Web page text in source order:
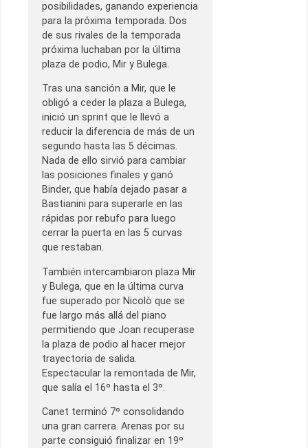
posibilidades, ganando experiencia
para la próxima temporada. Dos
de sus rivales de la temporada
próxima luchaban por la última
plaza de podio, Mir y Bulega.
Tras una sanción a Mir, que le
obligó a ceder la plaza a Bulega,
inició un sprint que le llevó a
reducir la diferencia de más de un
segundo hasta las 5 décimas.
Nada de ello sirvió para cambiar
las posiciones finales y ganó
Binder, que había dejado pasar a
Bastianini para superarle en las
rápidas por rebufo para luego
cerrar la puerta en las 5 curvas
que restaban.
También intercambiaron plaza Mir
y Bulega, que en la última curva
fue superado por Nicolò que se
fue largo más allá del piano
permitiendo que Joan recuperase
la plaza de podio al hacer mejor
trayectoria de salida.
Espectacular la remontada de Mir,
que salía el 16º hasta el 3º.
Canet terminó 7º consolidando
una gran carrera. Arenas por su
parte consiguió finalizar en 19º